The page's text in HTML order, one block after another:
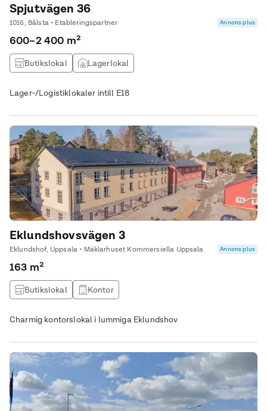
Spjutvägen 36
1016, Bålsta • Etableringspartner Annons plus
600–2 400 m²
Butikslokal Lagerlokal
Lager-/Logistiklokaler intill E18
Eklundshovsvägen 3
Eklundshof, Uppsala • Mäklarhuset Kommersiella Uppsala Annons plus
163 m²
Butikslokal Kontor
Charmig kontorslokal i lummiga Eklundshov